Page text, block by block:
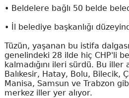
• Beldelere bağlı 50 belde
• İl belediye başkanlığı
Tüzün, yaşanan bu istifa
genelindeki 28 ilde hiç CHP'li
kalmadığını ileri sürdü. Bu iller
Balıkesir, Hatay, Bolu, Bilecik,
Manisa, Samsun ve Trabzon
merkez iller yer alıyor.